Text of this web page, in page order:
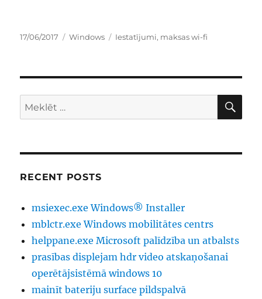
Publicēts
17/06/2017 Kategorijas
Windows Birkas
Iestatījumi, maksas wi-fi
Meklēt:
RECENT POSTS
msiexec.exe Windows® Installer
mblctr.exe Windows mobilitātes centrs
helppane.exe Microsoft palīdzība un atbalsts
prasības displejam hdr video atskaņošanai
operētājsistēmā windows 10
mainīt bateriju surface pildspalvā